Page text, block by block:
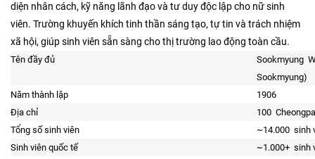
diện nhân cách, kỹ năng lãnh đạo và tư duy độc lập cho nữ sinh
viên. Trường khuyến khích tinh thần sáng tạo, tự tin và trách nhiệm
xã hội, giúp sinh viên sẵn sàng cho thị trường lao động toàn cầu.
Tên đầy đủ
Sookmyung
Sookmyung)
Năm thành lập
1906
Địa chỉ
100
Tổng số sinh viên
~14.000 sinh
Sinh viên quốc tế
~1.000+ sinh